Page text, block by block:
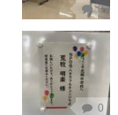
0
0